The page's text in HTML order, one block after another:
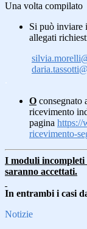
Una volta compilato
Si può
allegati
O consegnato
ricevimento
pagina https://
ricevimento-
I moduli incompleti
saranno accettati.
In entrambi i casi
Notizie